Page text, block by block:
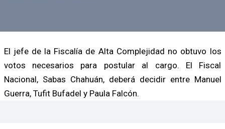
El jefe de la Fiscalía de Alta Complejidad no obtuvo los
votos necesarios para postular al cargo. El Fiscal
Nacional, Sabas Chahuán, deberá decidir entre Manuel
Guerra, Tufit Bufadel y Paula Falcón.